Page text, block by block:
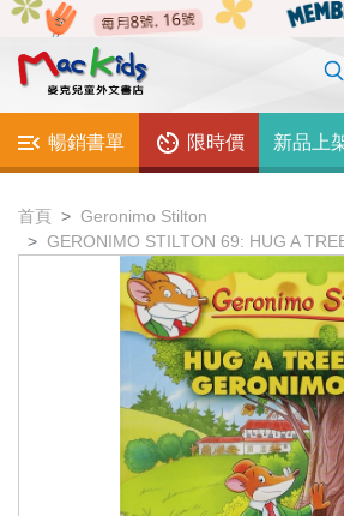
暢銷書單 限時價 新品上
首頁
Geronimo Stilton
GERONIMO STILTON 69: HUG A